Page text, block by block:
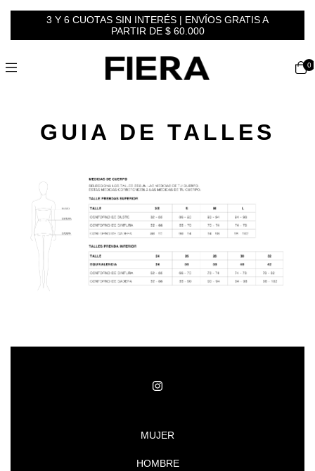
3 Y 6 CUOTAS SIN INTERÉS | ENVÍOS GRATIS A
PARTIR DE $ 60.000
0
GUIA DE TALLES
MUJER
HOMBRE